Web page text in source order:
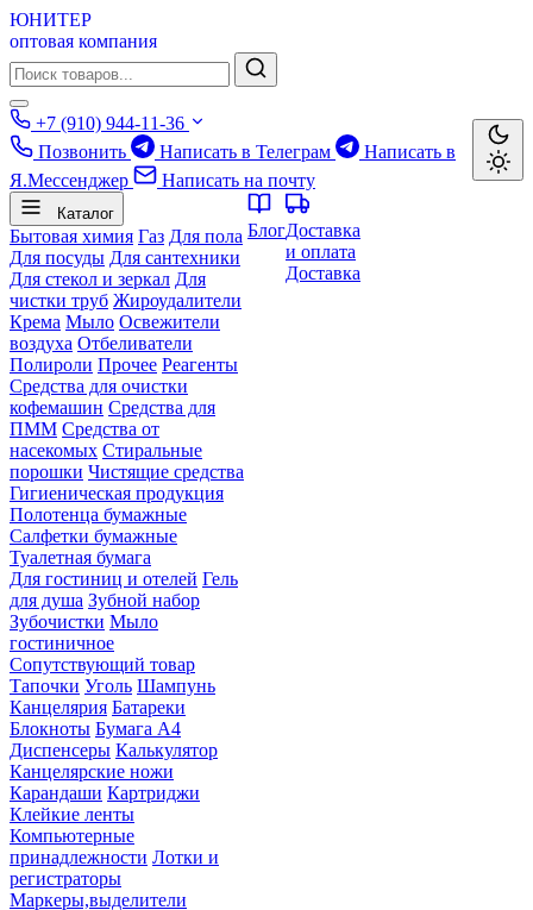
ЮНИТЕР
оптовая компания
+7 (910) 944-11-36
Позвонить
Написать в Телеграм
Написать в
Я.Мессенджер
Написать на почту
Каталог
Бытовая химия Газ Для пола
Для посуды Для сантехники
Для стекол и зеркал Для
чистки труб Жироудалители
Крема Мыло Освежители
воздуха Отбеливатели
Полироли Прочее Реагенты
Средства для очистки
кофемашин Средства для
ПММ Средства от
насекомых Стиральные
порошки Чистящие средства
Гигиеническая продукция
Полотенца бумажные
Салфетки бумажные
Туалетная бумага
Для гостиниц и отелей Гель
для душа Зубной набор
Зубочистки Мыло
гостиничное
Сопутствующий товар
Тапочки Уголь Шампунь
Канцелярия Батареки
Блокноты Бумага А4
Диспенсеры Калькулятор
Канцелярские ножи
Карандаши Картриджи
Клейкие ленты
Компьютерные
принадлежности Лотки и
регистраторы
Маркеры,выделители
БлогДоставка
и оплата
Доставка